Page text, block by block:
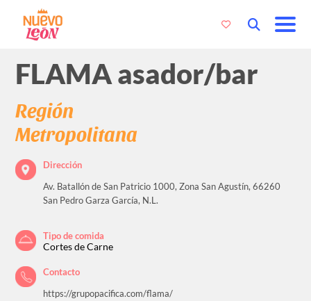
FLAMA asador/bar
Región
Metropolitana
Dirección
Av. Batallón de San Patricio 1000, Zona San Agustín, 66260
San Pedro Garza García, N.L.
Tipo de comida
Cortes de Carne
Contacto
https://grupopacifica.com/flama/